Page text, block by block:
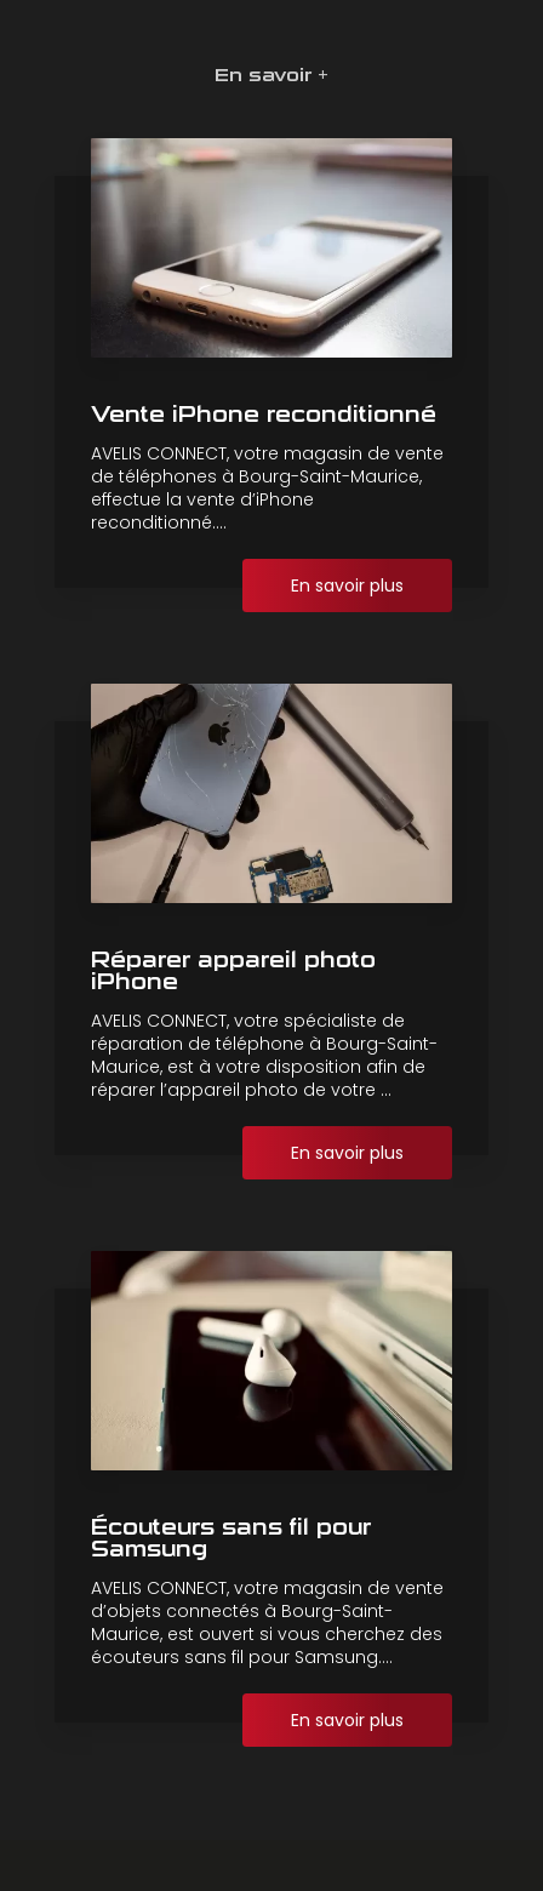
En savoir +
Vente iPhone reconditionné
AVELIS CONNECT, votre magasin de vente
de téléphones à Bourg-Saint-Maurice,
effectue la vente d’iPhone
reconditionné....
En savoir plus
Réparer appareil photo
iPhone
AVELIS CONNECT, votre spécialiste de
réparation de téléphone à Bourg-Saint-
Maurice, est à votre disposition afin de
réparer l’appareil photo de votre ...
En savoir plus
Écouteurs sans fil pour
Samsung
AVELIS CONNECT, votre magasin de vente
d’objets connectés à Bourg-Saint-
Maurice, est ouvert si vous cherchez des
écouteurs sans fil pour Samsung....
En savoir plus